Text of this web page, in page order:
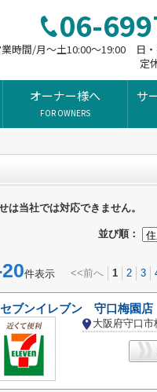
06-
業時間/月～土10:00～19:00 日
定
オーナー様へ
FOR OWNERS
サ
当社では対応できません。
並び順：
件表示 <<前へ 1 2 3
セブンイレブン 守口梅園店
大阪府守口市